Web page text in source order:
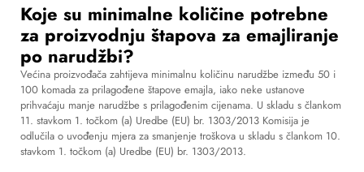
Koje su minimalne količine potrebne
za proizvodnju štapova za emajliranje
po narudžbi?
Većina proizvođača zahtijeva minimalnu količinu narudžbe između 50 i
100 komada za prilagođene štapove emajla, iako neke ustanove
prihvaćaju manje narudžbe s prilagođenim cijenama. U skladu s člankom
11. stavkom 1. točkom (a) Uredbe (EU) br. 1303/2013 Komisija je
odlučila o uvođenju mjera za smanjenje troškova u skladu s člankom 10.
stavkom 1. točkom (a) Uredbe (EU) br. 1303/2013.